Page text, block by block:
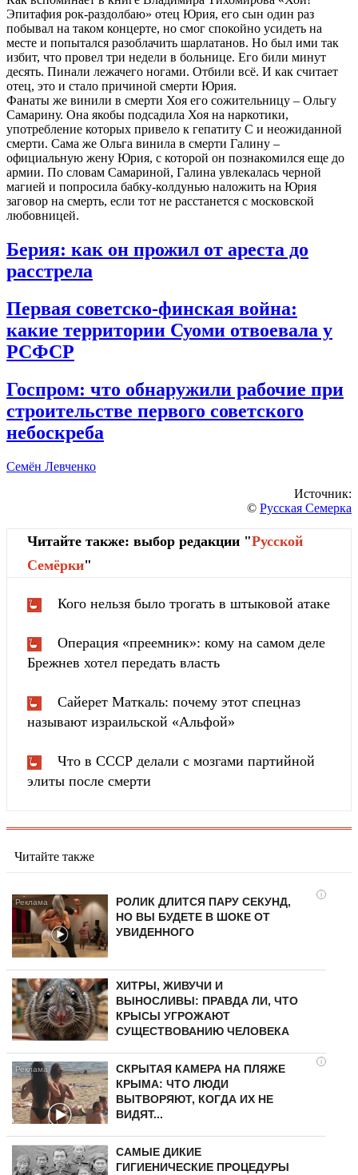
Эпитафия рок-раздолбаю» отец Юрия, его сын один раз
побывал на таком концерте, но смог спокойно усидеть на
месте и попытался разоблачить шарлатанов. Но был ими так
избит, что провел три недели в больнице. Его били минут
десять. Пинали лежачего ногами. Отбили всё. И как считает
отец, это и стало причиной смерти Юрия.
Фанаты же винили в смерти Хоя его сожительницу – Ольгу
Самарину. Она якобы подсадила Хоя на наркотики,
употребление которых привело к гепатиту С и неожиданной
смерти. Сама же Ольга винила в смерти Галину –
официальную жену Юрия, с которой он познакомился еще до
армии. По словам Самариной, Галина увлекалась черной
магией и попросила бабку-колдунью наложить на Юрия
заговор на смерть, если тот не расстанется с московской
любовницей.
Берия: как он прожил от ареста до
расстрела
Первая советско-финская война:
какие территории Суоми отвоевала у
РСФСР
Госпром: что обнаружили рабочие при
строительстве первого советского
небоскреба
Семён Левченко
Источник:
© Русская Семерка
Читайте также: выбор редакции "Русской
Cемёрки"
Кого нельзя было трогать в штыковой атаке
Операция «преемник»: кому на самом деле
Брежнев хотел передать власть
Сайерет Маткаль: почему этот спецназ
называют израильской «Альфой»
Что в СССР делали с мозгами партийной
элиты после смерти
Читайте также
i
РОЛИК ДЛИТСЯ ПАРУ СЕКУНД,
НО ВЫ БУДЕТЕ В ШОКЕ ОТ
УВИДЕННОГО
ХИТРЫ, ЖИВУЧИ И
ВЫНОСЛИВЫ: ПРАВДА ЛИ, ЧТО
КРЫСЫ УГРОЖАЮТ
СУЩЕСТВОВАНИЮ ЧЕЛОВЕКА
i
СКРЫТАЯ КАМЕРА НА ПЛЯЖЕ
КРЫМА: ЧТО ЛЮДИ
ВЫТВОРЯЮТ, КОГДА ИХ НЕ
ВИДЯТ...
САМЫЕ ДИКИЕ
ГИГИЕНИЧЕСКИЕ ПРОЦЕДУРЫ